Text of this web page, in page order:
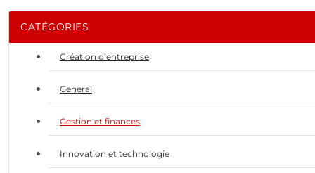
CATÉGORIES
Création d’entreprise
General
Gestion et finances
Innovation et technologie